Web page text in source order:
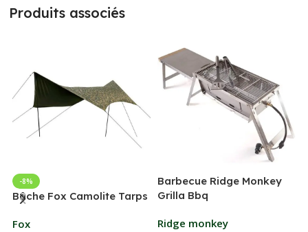
Produits associés
-8%
Bâche Fox Camolite Tarps
Fox
Barbecue Ridge Monkey
Grilla Bbq
Ridge monkey